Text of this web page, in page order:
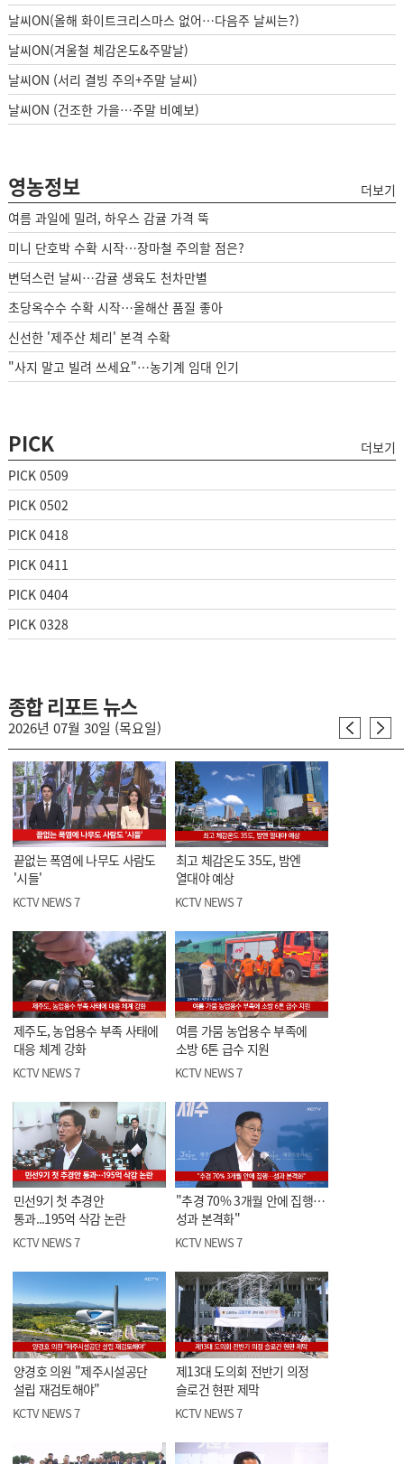
날씨ON(올해 화이트크리스마스 없어…다음주 날씨는?)
날씨ON(겨울철 체감온도&주말날)
날씨ON (서리 결빙 주의+주말 날씨)
날씨ON (건조한 가을…주말 비예보)
영농정보
더보기
여름 과일에 밀려, 하우스 감귤 가격 뚝
미니 단호박 수확 시작…장마철 주의할 점은?
변덕스런 날씨…감귤 생육도 천차만별
초당옥수수 수확 시작…올해산 품질 좋아
신선한 '제주산 체리' 본격 수확
"사지 말고 빌려 쓰세요"…농기계 임대 인기
PICK
더보기
PICK 0509
PICK 0502
PICK 0418
PICK 0411
PICK 0404
PICK 0328
종합 리포트 뉴스
2026년 07월 30일 (목요일)
끝없는 폭염에 나무도 사람도
'시들'
KCTV NEWS 7
최고 체감온도 35도, 밤엔
열대야 예상
KCTV NEWS 7
제주도, 농업용수 부족 사태에
대응 체계 강화
KCTV NEWS 7
여름 가뭄 농업용수 부족에
소방 6톤 급수 지원
KCTV NEWS 7
민선9기 첫 추경안
통과...195억 삭감 논란
KCTV NEWS 7
"추경 70% 3개월 안에 집행…
성과 본격화"
KCTV NEWS 7
양경호 의원 "제주시설공단
설립 재검토해야"
KCTV NEWS 7
제13대 도의회 전반기 의정
슬로건 현판 제막
KCTV NEWS 7